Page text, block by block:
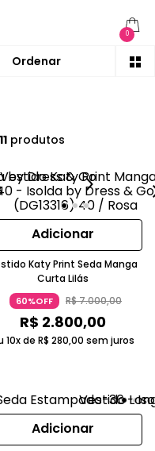
0
11produtos
Adicionar
Katy Print Seda Manga
Curta Lilás
60%OFF R$7.000,00
R$ 2.800,00
10x de R$ 280,00 sem juros
Adicionar